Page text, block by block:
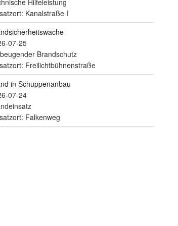
Hilfeleistung
Kanalstraße I
07-25
Brandschutz
Freilichtbühnenstraße
in Schuppenanbau
07-24
Falkenweg